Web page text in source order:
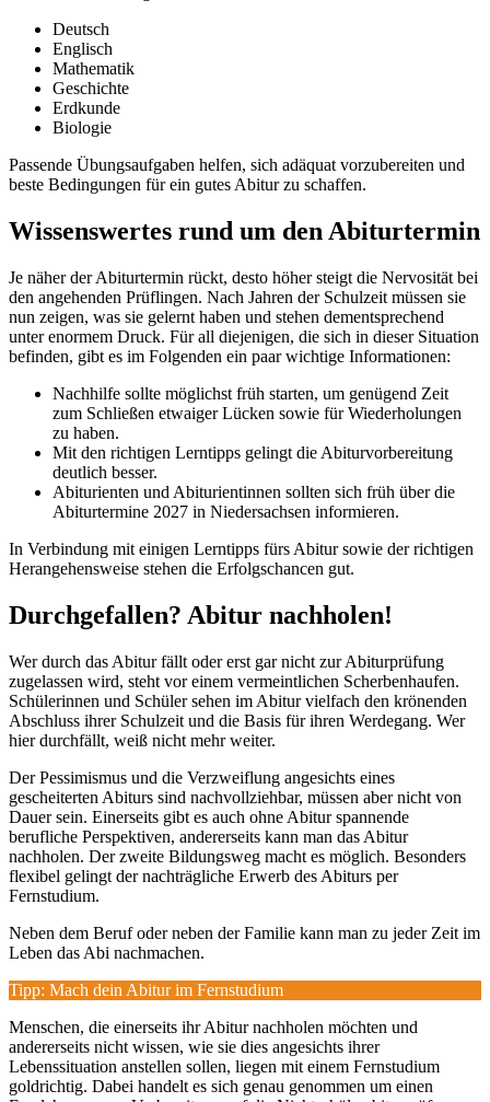
Deutsch
Englisch
Mathematik
Geschichte
Erdkunde
Biologie
Passende Übungsaufgaben helfen, sich adäquat vorzubereiten und
beste Bedingungen für ein gutes Abitur zu schaffen.
Wissenswertes rund um den Abiturtermin
Je näher der Abiturtermin rückt, desto höher steigt die Nervosität bei
den angehenden Prüflingen. Nach Jahren der Schulzeit müssen sie
nun zeigen, was sie gelernt haben und stehen dementsprechend
unter enormem Druck. Für all diejenigen, die sich in dieser Situation
befinden, gibt es im Folgenden ein paar wichtige Informationen:
Nachhilfe sollte möglichst früh starten, um genügend Zeit
zum Schließen etwaiger Lücken sowie für Wiederholungen
zu haben.
Mit den richtigen Lerntipps gelingt die Abiturvorbereitung
deutlich besser.
Abiturienten und Abiturientinnen sollten sich früh über die
Abiturtermine 2027 in Niedersachsen informieren.
In Verbindung mit einigen Lerntipps fürs Abitur sowie der richtigen
Herangehensweise stehen die Erfolgschancen gut.
Durchgefallen? Abitur nachholen!
Wer durch das Abitur fällt oder erst gar nicht zur Abiturprüfung
zugelassen wird, steht vor einem vermeintlichen Scherbenhaufen.
Schülerinnen und Schüler sehen im Abitur vielfach den krönenden
Abschluss ihrer Schulzeit und die Basis für ihren Werdegang. Wer
hier durchfällt, weiß nicht mehr weiter.
Der Pessimismus und die Verzweiflung angesichts eines
gescheiterten Abiturs sind nachvollziehbar, müssen aber nicht von
Dauer sein. Einerseits gibt es auch ohne Abitur spannende
berufliche Perspektiven, andererseits kann man das Abitur
nachholen. Der zweite Bildungsweg macht es möglich. Besonders
flexibel gelingt der nachträgliche Erwerb des Abiturs per
Fernstudium.
Neben dem Beruf oder neben der Familie kann man zu jeder Zeit im
Leben das Abi nachmachen.
Tipp: Mach dein Abitur im Fernstudium
Menschen, die einerseits ihr Abitur nachholen möchten und
andererseits nicht wissen, wie sie dies angesichts ihrer
Lebenssituation anstellen sollen, liegen mit einem Fernstudium
goldrichtig. Dabei handelt es sich genau genommen um einen